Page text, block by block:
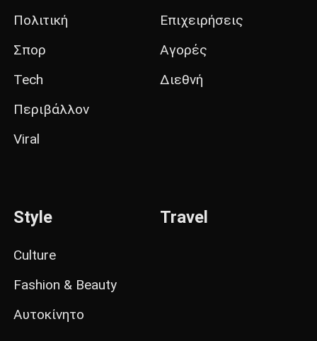
Πολιτική
Σπορ
Tech
Περιβάλλον
Viral
Επιχειρήσεις
Αγορές
Διεθνή
Style
Culture
Fashion & Beauty
Αυτοκίνητο
Travel